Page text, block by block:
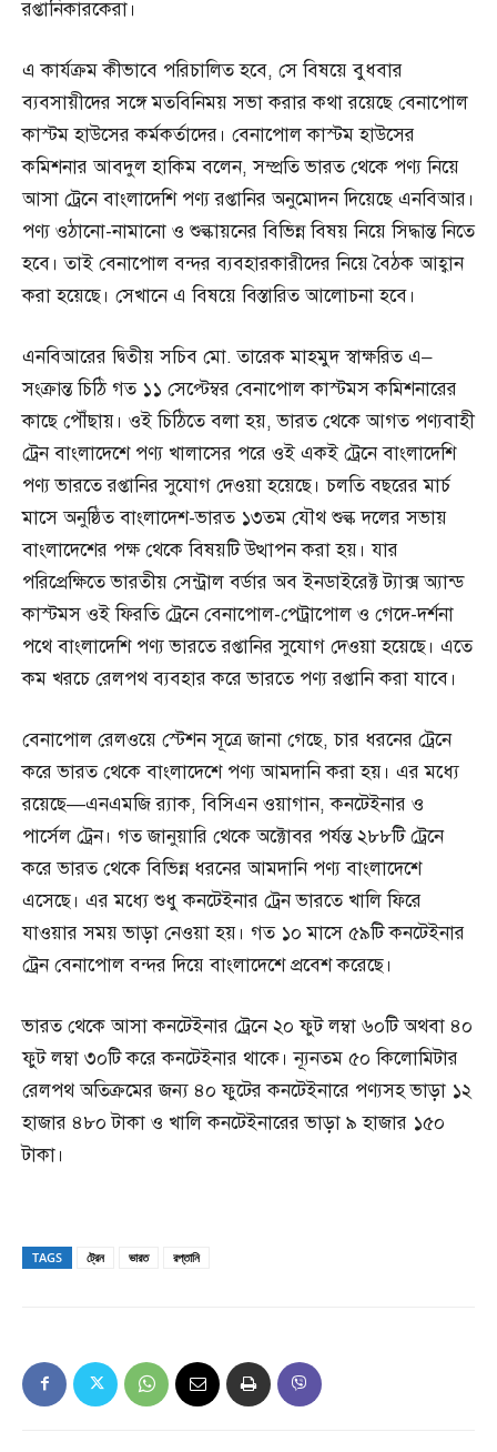
রপ্তানিকারকেরা।
এ কার্যক্রম কীভাবে পরিচালিত হবে, সে বিষয়ে বুধবার
ব্যবসায়ীদের সঙ্গে মতবিনিময় সভা করার কথা রয়েছে বেনাপোল
কাস্টম হাউসের কর্মকর্তাদের। বেনাপোল কাস্টম হাউসের
কমিশনার আবদুল হাকিম বলেন, সম্প্রতি ভারত থেকে পণ্য নিয়ে
আসা ট্রেনে বাংলাদেশি পণ্য রপ্তানির অনুমোদন দিয়েছে এনবিআর।
পণ্য ওঠানো-নামানো ও শুল্কায়নের বিভিন্ন বিষয় নিয়ে সিদ্ধান্ত নিতে
হবে। তাই বেনাপোল বন্দর ব্যবহারকারীদের নিয়ে বৈঠক আহ্বান
করা হয়েছে। সেখানে এ বিষয়ে বিস্তারিত আলোচনা হবে।
এনবিআরের দ্বিতীয় সচিব মো. তারেক মাহমুদ স্বাক্ষরিত এ–
সংক্রান্ত চিঠি গত ১১ সেপ্টেম্বর বেনাপোল কাস্টমস কমিশনারের
কাছে পৌঁছায়। ওই চিঠিতে বলা হয়, ভারত থেকে আগত পণ্যবাহী
ট্রেন বাংলাদেশে পণ্য খালাসের পরে ওই একই ট্রেনে বাংলাদেশি
পণ্য ভারতে রপ্তানির সুযোগ দেওয়া হয়েছে। চলতি বছরের মার্চ
মাসে অনুষ্ঠিত বাংলাদেশ-ভারত ১৩তম যৌথ শুল্ক দলের সভায়
বাংলাদেশের পক্ষ থেকে বিষয়টি উত্থাপন করা হয়। যার
পরিপ্রেক্ষিতে ভারতীয় সেন্ট্রাল বর্ডার অব ইনডাইরেক্ট ট্যাক্স অ্যান্ড
কাস্টমস ওই ফিরতি ট্রেনে বেনাপোল-পেট্রাপোল ও গেদে-দর্শনা
পথে বাংলাদেশি পণ্য ভারতে রপ্তানির সুযোগ দেওয়া হয়েছে। এতে
কম খরচে রেলপথ ব্যবহার করে ভারতে পণ্য রপ্তানি করা যাবে।
বেনাপোল রেলওয়ে স্টেশন সূত্রে জানা গেছে, চার ধরনের ট্রেনে
করে ভারত থেকে বাংলাদেশে পণ্য আমদানি করা হয়। এর মধ্যে
রয়েছে—এনএমজি র‌্যাক, বিসিএন ওয়াগান, কনটেইনার ও
পার্সেল ট্রেন। গত জানুয়ারি থেকে অক্টোবর পর্যন্ত ২৮৮টি ট্রেনে
করে ভারত থেকে বিভিন্ন ধরনের আমদানি পণ্য বাংলাদেশে
এসেছে। এর মধ্যে শুধু কনটেইনার ট্রেন ভারতে খালি ফিরে
যাওয়ার সময় ভাড়া নেওয়া হয়। গত ১০ মাসে ৫৯টি কনটেইনার
ট্রেন বেনাপোল বন্দর দিয়ে বাংলাদেশে প্রবেশ করেছে।
ভারত থেকে আসা কনটেইনার ট্রেনে ২০ ফুট লম্বা ৬০টি অথবা ৪০
ফুট লম্বা ৩০টি করে কনটেইনার থাকে। ন্যূনতম ৫০ কিলোমিটার
রেলপথ অতিক্রমের জন্য ৪০ ফুটের কনটেইনারে পণ্যসহ ভাড়া ১২
হাজার ৪৮০ টাকা ও খালি কনটেইনারের ভাড়া ৯ হাজার ১৫০
টাকা।
TAGS ট্রেন ভারত রপ্তানি